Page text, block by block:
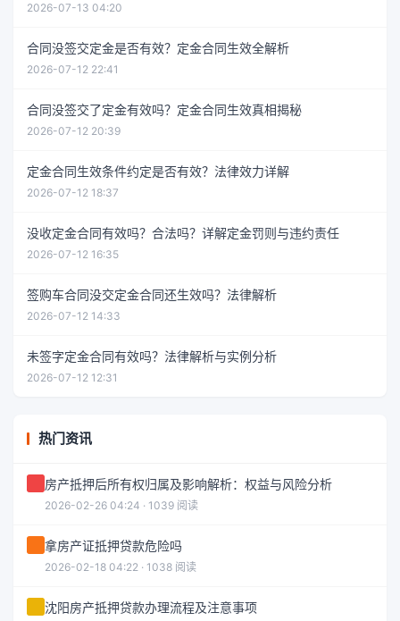
2026-07-13 04:20
合同没签交定金是否有效？定金合同生效全解析
2026-07-12 22:41
合同没签交了定金有效吗？定金合同生效真相揭秘
2026-07-12 20:39
定金合同生效条件约定是否有效？法律效力详解
2026-07-12 18:37
没收定金合同有效吗？合法吗？详解定金罚则与违约责任
2026-07-12 16:35
签购车合同没交定金合同还生效吗？法律解析
2026-07-12 14:33
未签字定金合同有效吗？法律解析与实例分析
2026-07-12 12:31
热门资讯
房产抵押后所有权归属及影响解析：权益与风险分析
2026-02-26 04:24 · 1039 阅读
拿房产证抵押贷款危险吗
2026-02-18 04:22 · 1038 阅读
沈阳房产抵押贷款办理流程及注意事项